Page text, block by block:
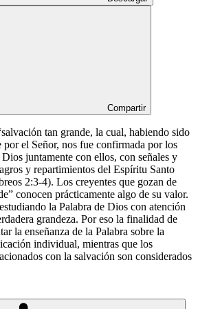
Compartir
tan grande, la cual, habiendo sido
por el Señor, nos fue confirmada por los
juntamente con ellos, con señales y
y repartimientos del Espíritu Santo
2:3-4). Los creyentes que gozan de
conocen prácticamente algo de su valor.
la Palabra de Dios con atención
grandeza. Por eso la finalidad de
la enseñanza de la Palabra sobre la
individual, mientras que los
con la salvación son considerados